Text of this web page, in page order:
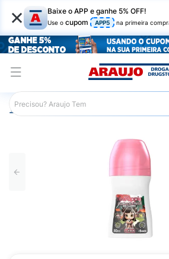
× Baixe o APP e ganhe 5% OFF!
Use o cupom APP5 na primeira
Araujo Higiene Pessoal